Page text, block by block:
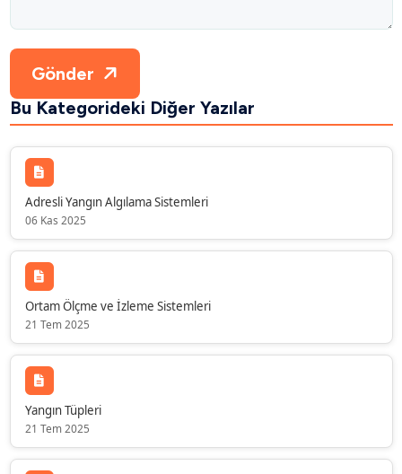
Gönder
Bu Kategorideki Diğer Yazılar
Adresli Yangın Algılama Sistemleri
06 Kas 2025
Ortam Ölçme ve İzleme Sistemleri
21 Tem 2025
Yangın Tüpleri
21 Tem 2025